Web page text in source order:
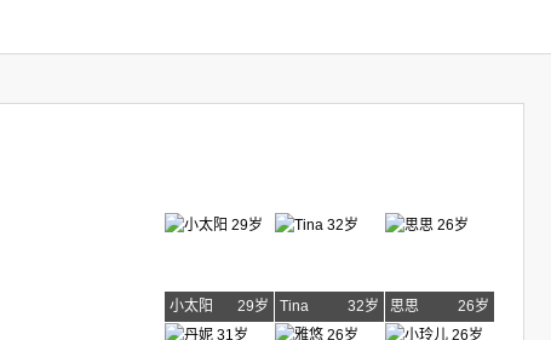
小太阳 29岁 Tina 32岁 思思 26岁